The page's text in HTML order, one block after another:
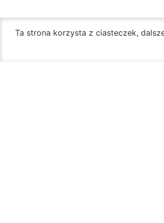
Ta strona korzysta z ciasteczek,